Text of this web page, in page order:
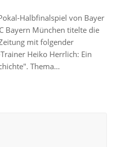
Halbfinalspiel von Bayer
Bayern München titelte die
mit folgender
Heiko Herrlich: Ein
Thema…